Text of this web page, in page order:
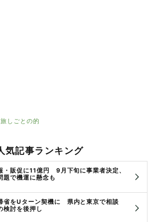
気記事ランキング
・販促に11億円 9月下旬に事業者決定、
題で機運に懸念も
省をUターン契機に 県内と東京で相談
討を後押し